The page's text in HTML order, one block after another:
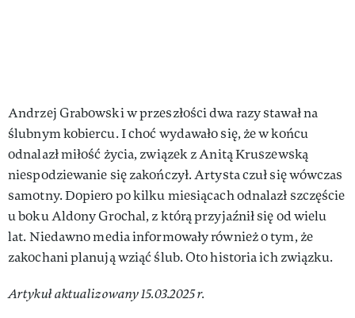
Andrzej Grabowski w przeszłości dwa razy stawał na
ślubnym kobiercu. I choć wydawało się, że w końcu
odnalazł miłość życia, związek z Anitą Kruszewską
niespodziewanie się zakończył. Artysta czuł się wówczas
samotny. Dopiero po kilku miesiącach odnalazł szczęście
u boku Aldony Grochal, z którą przyjaźnił się od wielu
lat. Niedawno media informowały również o tym, że
zakochani planują wziąć ślub. Oto historia ich związku.
Artykuł aktualizowany 15.03.2025 r.